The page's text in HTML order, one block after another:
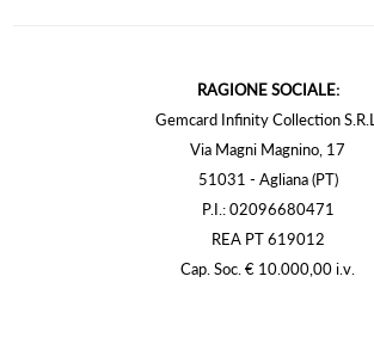
RAGIONE SOCIALE:
Gemcard Infinity Collection S.R.L.
Via Magni Magnino, 17
51031 - Agliana (PT)
P.I.: 02096680471
REA PT 619012
Cap. Soc. € 10.000,00 i.v.